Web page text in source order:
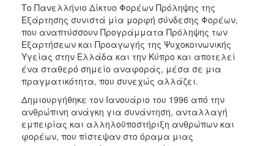
Φροντίδας
Ηλικιωμένων
(Κ.Η.Φ.Η.)
Κ.Δ.Α.Π.Α.μεΑ.
Αδειοδότηση
&
Έλεγχος
Βρεφονηπιακών
Σταθμών
Δημοτικό
Το Πανελλήνιο Δίκτυο Φορέων Πρόληψης της
Εξάρτησης συνιστά μία μορφή σύνδεσης Φορέων,
που αναπτύσσουν Προγράμματα Πρόληψης των
Εξαρτήσεων και Προαγωγής της Ψυχοκοινωνικής
Υγείας στην Ελλάδα και την Κύπρο και αποτελεί
ένα σταθερό σημείο αναφοράς, μέσα σε μια
πραγματικότητα, που συνεχώς αλλάζει.
Δημιουργήθηκε τον Ιανουάριο του 1996 από την
ανθρώπινη ανάγκη για συνάντηση, ανταλλαγή
εμπειρίας και αλληλοϋποστήριξη ανθρώπων και
φορέων, που πίστεψαν στο όραμα μιας